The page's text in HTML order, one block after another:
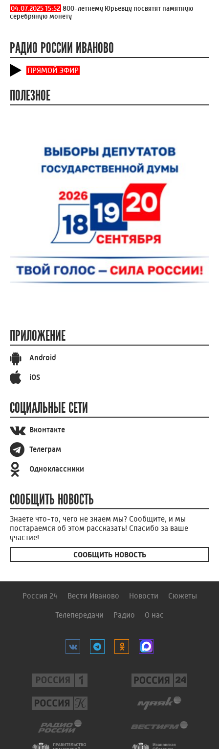
04.07.2025 15:52 800-летнему Юрьевцу посвятят памятную
серебряную монету
РАДИО РОССИИ ИВАНОВО
ПРЯМОЙ ЭФИР
ПОЛЕЗНОЕ
ПРИЛОЖЕНИЕ
Android
iOS
СОЦИАЛЬНЫЕ СЕТИ
Вконтакте
Телеграм
Одноклассники
СООБЩИТЬ НОВОСТЬ
Знаете что-то, чего не знаем мы? Сообщите, и мы
постараемся об этом рассказать! Спасибо за ваше
участие!
СООБЩИТЬ НОВОСТЬ
Россия 24 Вести Иваново Новости Сюжеты
Телепередачи Радио О нас